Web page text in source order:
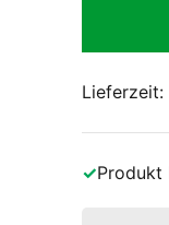
Lieferzeit:
✓Produkt